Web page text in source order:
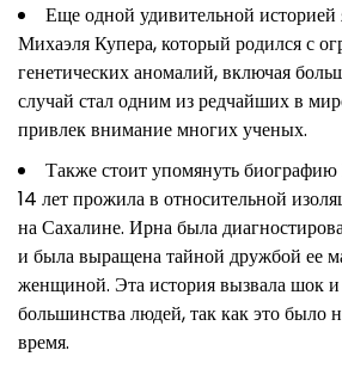
Еще одной удивительной историей
Михаэля Купера, который родился с
генетических аномалий, включая
случай стал одним из редчайших в
привлек внимание многих ученых.
Также стоит упомянуть
14 лет прожила в относительной
на Сахалине. Ирна была
и была выращена тайной дружбой ее
женщиной. Эта история вызвала шок
большинства людей, так как это было
время.